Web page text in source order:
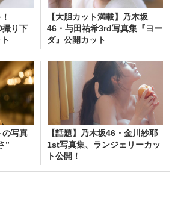
撮り下
【大胆カット満載】乃木坂
46・与田祐希3rd写真集『ヨー
ダ』公開カット
の写真
”
【話題】乃木坂46・金川紗耶
1st写真集、ランジェリーカッ
ト公開！